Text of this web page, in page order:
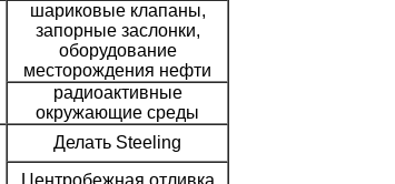
шариковые клапаны,
запорные заслонки,
оборудование
месторождения нефти
радиоактивные
окружающие среды
Делать Steeling
Центробежная отливка